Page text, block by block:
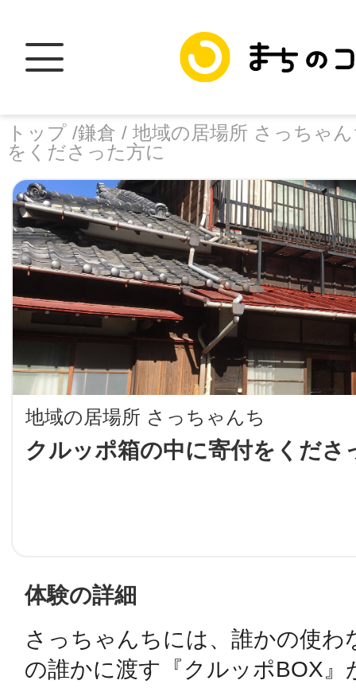
トップ /鎌倉 / 地域の居場所 さっちゃ
をくださった方に
地域の居場所 さっちゃんち
クルッポ箱の中に寄付をくださ
facebook
X
LINE
URLをコピー
体験の詳細
さっちゃんちには、誰かの使わ
の誰かに渡す『クルッポBOX』
トップ
加盟スポットに
地域に導入を
智頭